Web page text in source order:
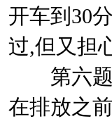
开车到30
过,但又担
第六题
在排放之